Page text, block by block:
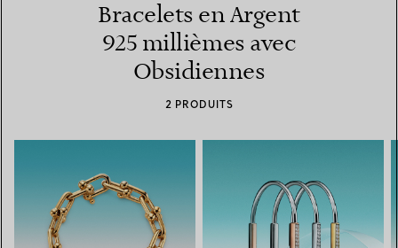
Bracelets en Argent
925 millièmes avec
Obsidiennes
2 PRODUITS